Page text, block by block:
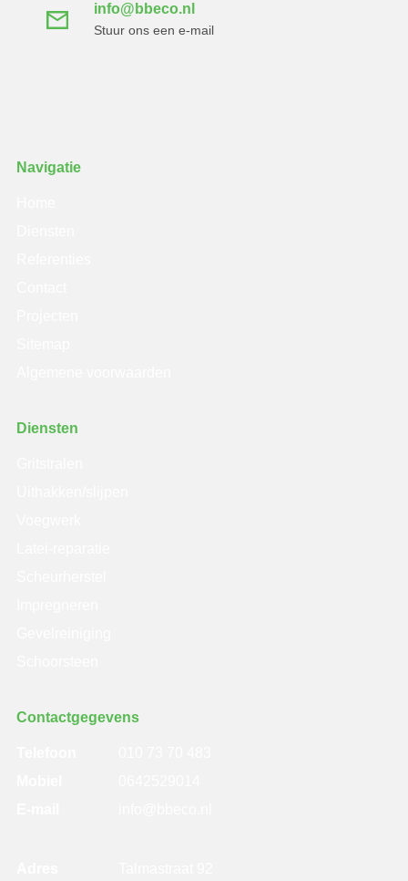
info@bbeco.nl
Stuur ons een e-mail
Navigatie
Diensten
Contactgegevens